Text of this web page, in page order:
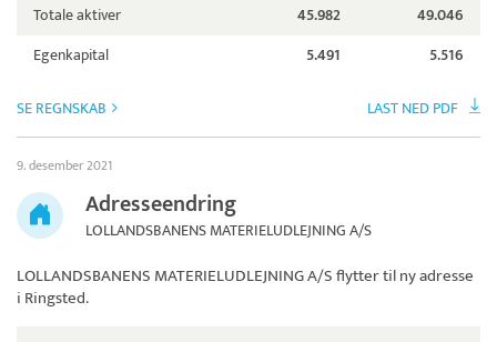
Totale aktiver 45.982
49.046
Egenkapital
5.491 5.516
SE REGNSKAB LAST NED PDF
9. desember 2021
Adresseendring
LOLLANDSBANENS MATERIELUDLEJNING A/S
LOLLANDSBANENS MATERIELUDLEJNING A/Sflytter til ny adresse
i Ringsted.